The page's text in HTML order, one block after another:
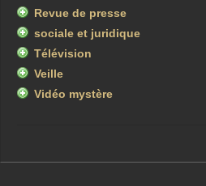
Revue de presse
sociale et juridique
Télévision
Veille
Vidéo mystère